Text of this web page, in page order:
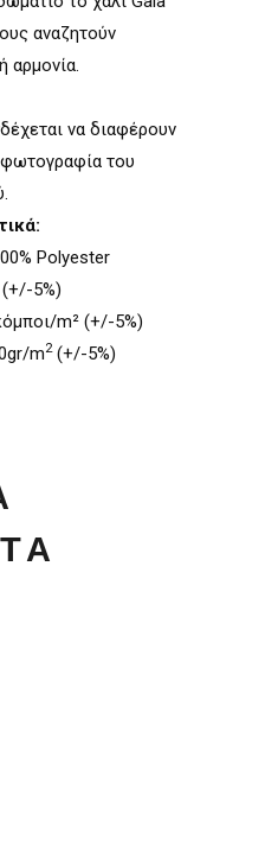
αναζητούν
αρµονία.
να διαφέρουν
φωτογραφία του
Polyester
5%)
m² (+/-5%)
m2(+/-5%)